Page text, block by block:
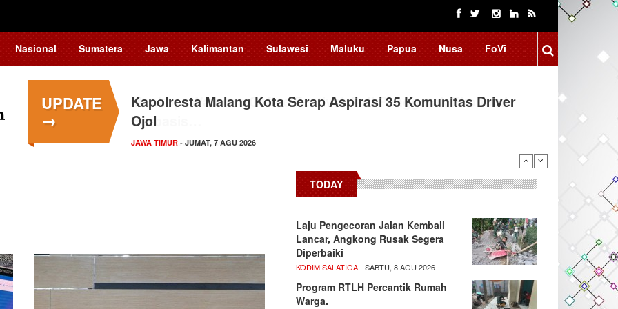
Nasional Sumatera Jawa Kalimantan Sulawesi Maluku Papua Nusa FoVi
UPDATE
→
Kapolresta Malang Kota Serap Aspirasi 35 Komunitas Driver
Ojol
JAWA TIMUR - JUMAT, 7 AGU 2026
TODAY
Laju Pengecoran Jalan Kembali
Lancar, Angkong Rusak Segera
Diperbaiki
KODIM SALATIGA- SABTU, 8 AGU 2026
Program RTLH Percantik Rumah
Warga.